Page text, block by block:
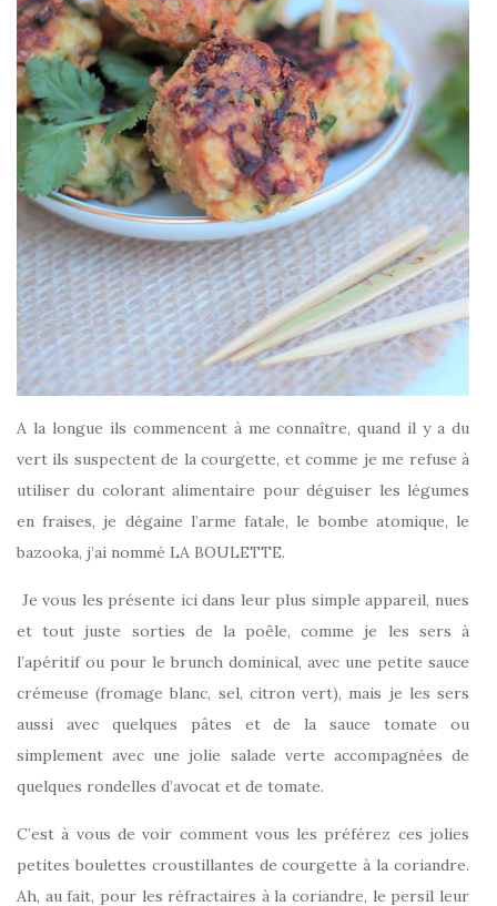
A la longue ils commencent à me connaître, quand il y a du
vert ils suspectent de la courgette, et comme je me refuse à
utiliser du colorant alimentaire pour déguiser les légumes
en fraises, je dégaine l’arme fatale, le bombe atomique, le
bazooka, j’ai nommé LA BOULETTE.
Je vous les présente ici dans leur plus simple appareil, nues
et tout juste sorties de la poêle, comme je les sers à
l’apéritif ou pour le brunch dominical, avec une petite sauce
crémeuse (fromage blanc, sel, citron vert), mais je les sers
aussi avec quelques pâtes et de la sauce tomate ou
simplement avec une jolie salade verte accompagnées de
quelques rondelles d’avocat et de tomate.
C’est à vous de voir comment vous les préférez ces jolies
petites boulettes croustillantes de courgette à la coriandre.
Ah, au fait, pour les réfractaires à la coriandre, le persil leur